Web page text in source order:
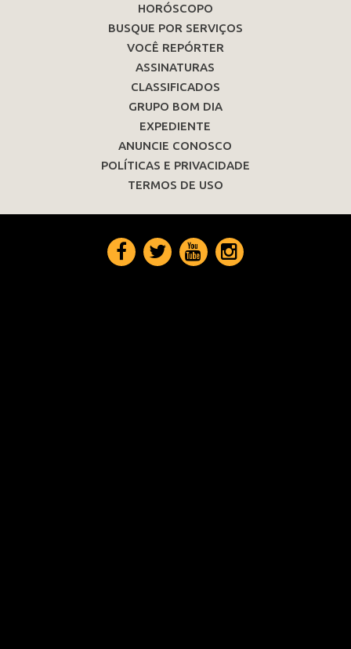
HORÓSCOPO
BUSQUE POR SERVIÇOS
VOCÊ REPÓRTER
ASSINATURAS
CLASSIFICADOS
GRUPO BOM DIA
EXPEDIENTE
ANUNCIE CONOSCO
POLÍTICAS E PRIVACIDADE
TERMOS DE USO